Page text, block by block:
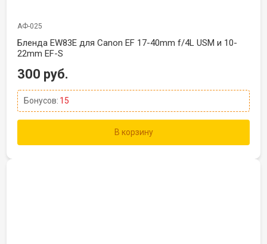
АФ-025
Бленда EW83E для Canon EF 17-40mm f/4L USM и 10-
22mm EF-S
300 руб.
Бонусов: 15
В корзину